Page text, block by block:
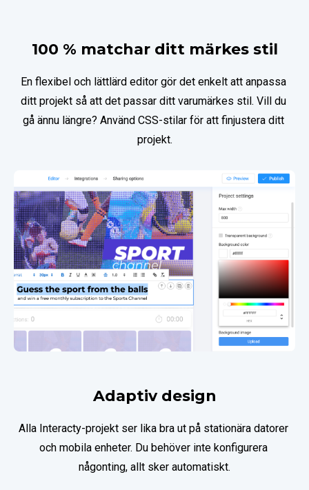
100 % matchar ditt märkes stil
En flexibel och lättlärd editor gör det enkelt att anpassa
ditt projekt så att det passar ditt varumärkes stil. Vill du
gå ännu längre? Använd CSS-stilar för att finjustera ditt
projekt.
Adaptiv design
Alla Interaсty-projekt ser lika bra ut på stationära datorer
och mobila enheter. Du behöver inte konfigurera
någonting, allt sker automatiskt.